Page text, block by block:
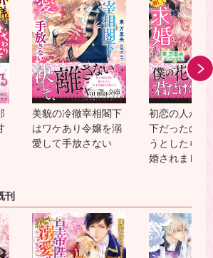
美貌の冷徹宰相閣下
はワケあり令嬢を溺
愛して手放さない
初恋の人が王
下だったので
うとしたら激
婚されました
刊